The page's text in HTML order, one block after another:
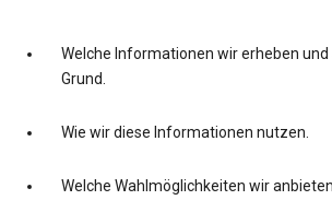
Welche Informationen wir erheben
Grund.
Wie wir diese Informationen nutzen.
Welche Wahlmöglichkeiten wir